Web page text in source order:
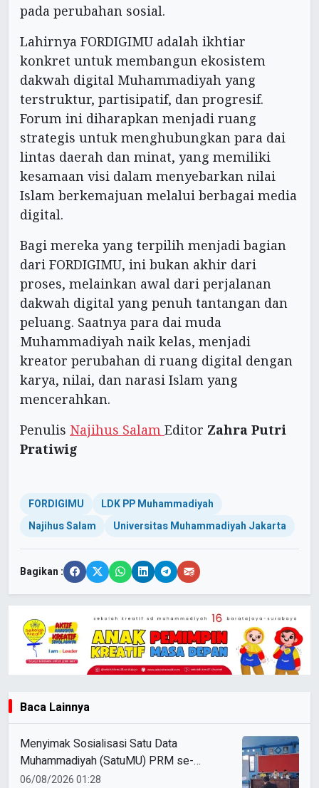
pada perubahan sosial.
Lahirnya FORDIGIMU adalah ikhtiar
konkret untuk membangun ekosistem
dakwah digital Muhammadiyah yang
terstruktur, partisipatif, dan progresif.
Forum ini diharapkan menjadi ruang
strategis untuk menghubungkan para dai
lintas daerah dan minat, yang memiliki
kesamaan visi dalam menyebarkan nilai
Islam berkemajuan melalui berbagai media
digital.
Bagi mereka yang terpilih menjadi bagian
dari FORDIGIMU, ini bukan akhir dari
proses, melainkan awal dari perjalanan
dakwah digital yang penuh tantangan dan
peluang. Saatnya para dai muda
Muhammadiyah naik kelas, menjadi
kreator perubahan di ruang digital dengan
karya, nilai, dan narasi Islam yang
mencerahkan.
Penulis Najihus Salam Editor Zahra Putri
Pratiwig
FORDIGIMU
LDK PP Muhammadiyah
Najihus Salam
Universitas Muhammadiyah Jakarta
Bagikan :
Baca Lainnya
Menyimak Sosialisasi Satu Data
Muhammadiyah (SatuMU) PRM se-
Cabang Paciran
06/08/2026 01:28